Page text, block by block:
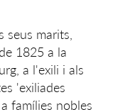
seus marits,
1825 a la
a l'exili i als
'exiliades
famílies nobles